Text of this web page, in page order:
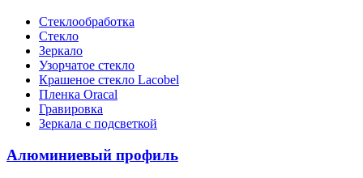
Стеклообработка
Стекло
Зеркало
Узорчатое стекло
Крашеное стекло Lacobel
Пленка Oracal
Гравировка
Зеркала с подсветкой
Алюминиевый профиль